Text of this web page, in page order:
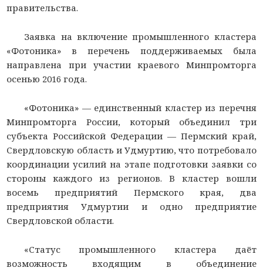
правительства.
Заявка на включение промышленного кластера
«Фотоника» в перечень поддерживаемых была
направлена при участии краевого Минпромторга
осенью 2016 года.
«Фотоника» — единственный кластер из перечня
Минпромторга России, который объединил три
субъекта Российской Федерации — Пермский край,
Свердловскую область и Удмуртию, что потребовало
координации усилий на этапе подготовки заявки со
стороны каждого из регионов. В кластер вошли
восемь предприятий Пермского края, два
предприятия Удмуртии и одно предприятие
Свердловской области.
«Статус промышленного кластера даёт
возможность входящим в объединение